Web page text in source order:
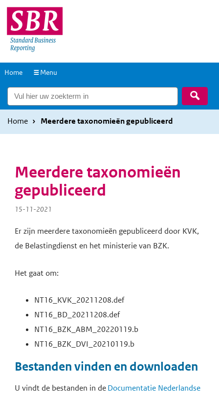
Overslaan
en
naar
inhoud
Overslaan
en
naar
hoofdnavigatie
Naar
homepage
Home Menu
Home Meerdere taxonomieën gepubliceerd
Meerdere taxonomieën
gepubliceerd
15-11-2021
Er zijn meerdere taxonomieën gepubliceerd door KVK,
de Belastingdienst en het ministerie van BZK.
Het gaat om:
NT16_KVK_20211208.def
NT16_BD_20211208.def
NT16_BZK_ABM_20220119.b
NT16_BZK_DVI_20210119.b
Bestanden vinden en downloaden
U vindt de bestanden in deDocumentatie Nederlandse